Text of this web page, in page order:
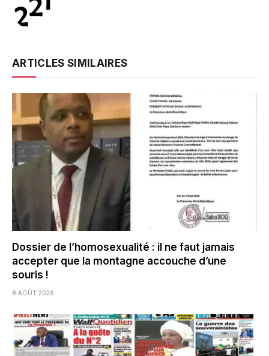
ARTICLES SIMILAIRES
Dossier de l’homosexualité : il ne faut jamais
accepter que la montagne accouche d’une
souris !
8 AOÛT 2026